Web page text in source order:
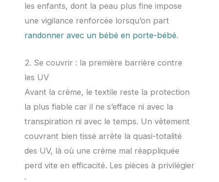
les enfants, dont la peau plus fine impose
une vigilance renforcée lorsqu’on part
randonner avec un bébé en porte-bébé.
2. Se couvrir : la première barrière contre
les UV
Avant la crème, le textile reste la protection
la plus fiable car il ne s’efface ni avec la
transpiration ni avec le temps. Un vêtement
couvrant bien tissé arrête la quasi-totalité
des UV, là où une crème mal réappliquée
perd vite en efficacité. Les pièces à privilégier
: